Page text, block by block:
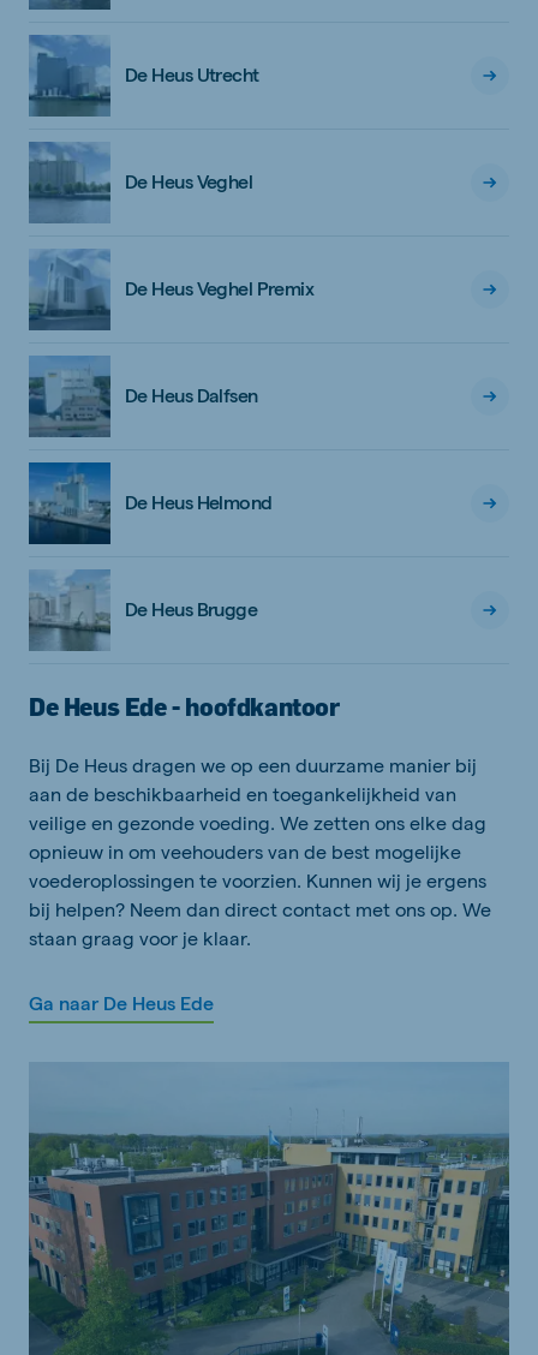
De Heus Utrecht
De Heus Veghel
De Heus Veghel Premix
De Heus Dalfsen
De Heus Helmond
De Heus Brugge
De Heus Ede - hoofdkantoor
Bij De Heus dragen we op een duurzame manier bij
aan de beschikbaarheid en toegankelijkheid van
veilige en gezonde voeding. We zetten ons elke dag
opnieuw in om veehouders van de best mogelijke
voederoplossingen te voorzien. Kunnen wij je ergens
bij helpen? Neem dan direct contact met ons op. We
staan graag voor je klaar.
Ga naar De Heus Ede